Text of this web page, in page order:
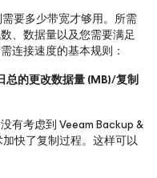
要多少带宽才够用。所需
、数据量以及您需要满足
连接速度的基本规则：
总的更改数据量(MB)/复制
有考虑到 Veeam Backup &
快了复制过程。这样可以